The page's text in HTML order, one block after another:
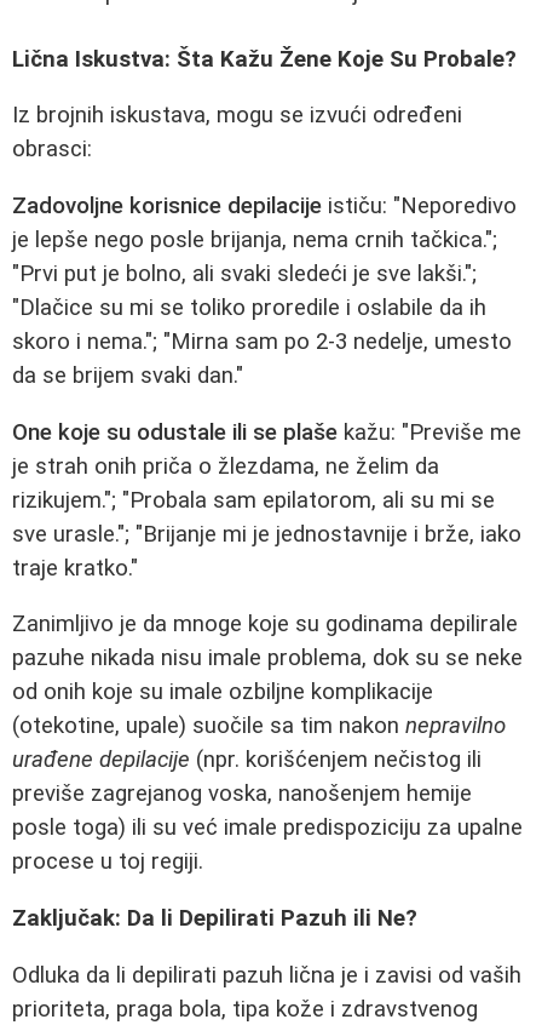
Lična Iskustva: Šta Kažu Žene Koje Su Probale?
Iz brojnih iskustava, mogu se izvući određeni
obrasci:
Zadovoljne korisnice depilacije ističu: "Neporedivo
je lepše nego posle brijanja, nema crnih tačkica.";
"Prvi put je bolno, ali svaki sledeći je sve lakši.";
"Dlačice su mi se toliko proredile i oslabile da ih
skoro i nema."; "Mirna sam po 2-3 nedelje, umesto
da se brijem svaki dan."
One koje su odustale ili se plaše kažu: "Previše me
je strah onih priča o žlezdama, ne želim da
rizikujem."; "Probala sam epilatorom, ali su mi se
sve urasle."; "Brijanje mi je jednostavnije i brže, iako
traje kratko."
Zanimljivo je da mnoge koje su godinama depilirale
pazuhe nikada nisu imale problema, dok su se neke
od onih koje su imale ozbiljne komplikacije
(otekotine, upale) suočile sa tim nakon nepravilno
urađene depilacije (npr. korišćenjem nečistog ili
previše zagrejanog voska, nanošenjem hemije
posle toga) ili su već imale predispoziciju za upalne
procese u toj regiji.
Zaključak: Da li Depilirati Pazuh ili Ne?
Odluka da li depilirati pazuh lična je i zavisi od vaših
prioriteta, praga bola, tipa kože i zdravstvenog